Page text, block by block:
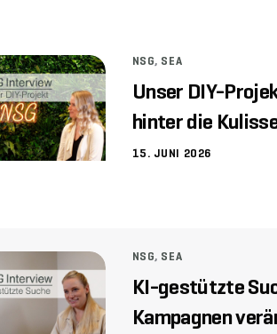
NSG, SEA
Unser DIY-
hinter die
15. JUNI 2026
NSG, SEA
KI-gestützte
Kampagnen